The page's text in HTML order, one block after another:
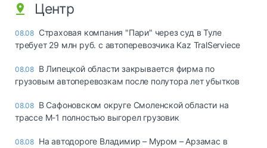
Центр
08.08 Страховая компания "Пари" через суд в Туле
требует 29 млн руб. с автоперевозчика Kaz TralServiece
08.08 В Липецкой области закрывается фирма по
грузовым автоперевозкам после полутора лет убытков
08.08 В Сафоновском округе Смоленской области на
трассе М-1 полностью выгорел грузовик
08.08 На автодороге Владимир – Муром – Арзамас в